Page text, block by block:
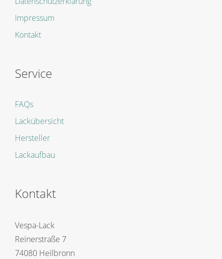
Impressum
Kontakt
Service
FAQs
Lackübersicht
Hersteller
Lackaufbau
Kontakt
Vespa-Lack
Reinerstraße 7
74080 Heilbronn